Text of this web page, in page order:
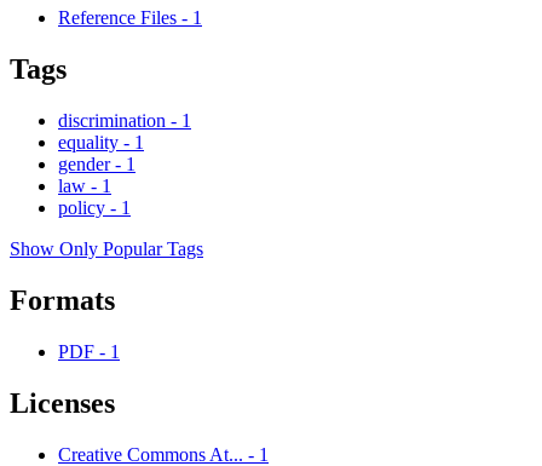
Reference Files - 1
Tags
discrimination - 1
equality - 1
gender - 1
law - 1
policy - 1
Show Only Popular Tags
Formats
PDF - 1
Licenses
Creative Commons At... - 1